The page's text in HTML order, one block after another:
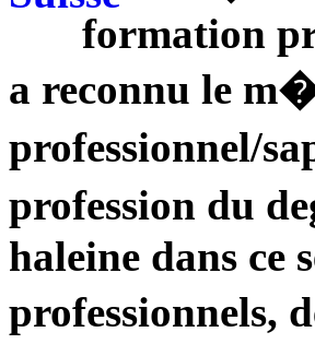
formation
a reconnu le
professionnel/
profession du
haleine dans ce
professionnels,